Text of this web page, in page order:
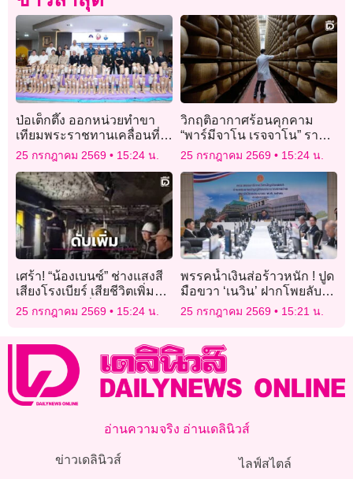
ป่อเต็กตึ๊ง ออกหน่วยทำขา
เทียมพระราชทานเคลื่อนที่
อำเภอหาดใหญ่
25 กรกฎาคม 2569 15:24 น.
วิกฤติอากาศร้อนคุกคาม
“พาร์มีจาโน เรจจาโน” ราชา
แห่งชีสของอิตาลี
25 กรกฎาคม 2569 15:24 น.
เศร้า! “น้องเบนซ์” ช่างแสงสี
เสียงโรงเบียร์ เสียชีวิตเพิ่มอีก
1 ราย ยอดเหยื่อเพลิงไหม้พุ่ง
25 กรกฎาคม 2569 15:24 น.
พรรคน้ำเงินส่อร้าวหนัก ! ปูด
มือขวา ‘เนวิน’ ฝากโพยลับให้
ฝ่ายค้านกลางวง กมธ.งบฯ
25 กรกฎาคม 2569 15:21 น.
อ่านความจริง อ่านเดลินิวส์
ข่าวเดลินิวส์
ไลฟ์สไตล์